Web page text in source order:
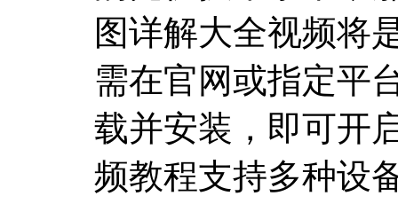
图详解大全视频将
需在官网或指定平
载并安装，即可开
频教程支持多种设